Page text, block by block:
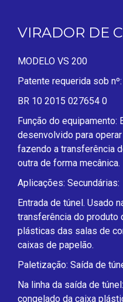
VIRADOR DE
MODELO VS 200
Patente requerida sob
BR 10 2015 027654 0
Função do equipamento:
desenvolvido para
fazendo a transferência
outra de forma mecânica.
Aplicações: Secundárias:
Entrada de túnel. Usado
transferência do produto
plásticas das salas de
caixas de papelão.
Paletização: Saída de
Na linha da saída de
congelado da caixa